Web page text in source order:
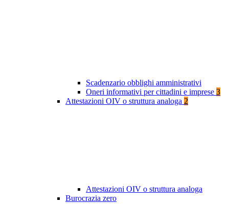
Scadenzario obblighi amministrativi
Oneri informativi per cittadini e imprese 3
Attestazioni OIV o struttura analoga 2
Attestazioni OIV o struttura analoga
Burocrazia zero